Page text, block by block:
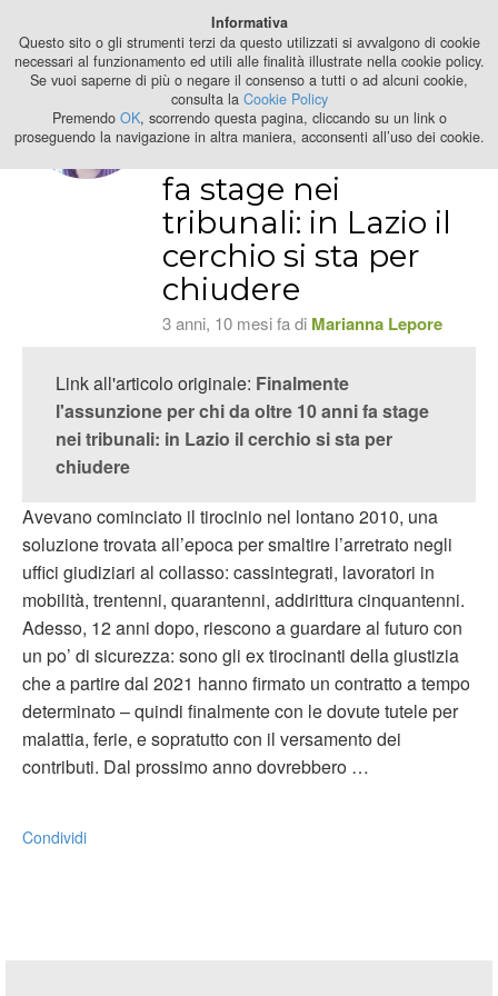
2024
Finalmente
l'assunzione per
chi da oltre 10 anni
fa stage nei
tribunali: in Lazio il
cerchio si sta per
chiudere
3 anni, 10 mesi fa di Marianna Lepore
Link all'articolo originale: Finalmente
l'assunzione per chi da oltre 10 anni fa stage
nei tribunali: in Lazio il cerchio si sta per
chiudere
Avevano cominciato il tirocinio nel lontano 2010, una
soluzione trovata all’epoca per smaltire l’arretrato negli
uffici giudiziari al collasso: cassintegrati, lavoratori in
mobilità, trentenni, quarantenni, addirittura cinquantenni.
Adesso, 12 anni dopo, riescono a guardare al futuro con
un po’ di sicurezza: sono gli ex tirocinanti della giustizia
che a partire dal 2021 hanno firmato un contratto a tempo
determinato – quindi finalmente con le dovute tutele per
malattia, ferie, e sopratutto con il versamento dei
contributi. Dal prossimo anno dovrebbero …
Condividi
Informativa
Questo sito o gli strumenti terzi da questo utilizzati si avvalgono di cookie
necessari al funzionamento ed utili alle finalità illustrate nella cookie policy.
Se vuoi saperne di più o negare il consenso a tutti o ad alcuni cookie,
consulta la Cookie Policy
Premendo OK, scorrendo questa pagina, cliccando su un link o
proseguendo la navigazione in altra maniera, acconsenti all’uso dei cookie.